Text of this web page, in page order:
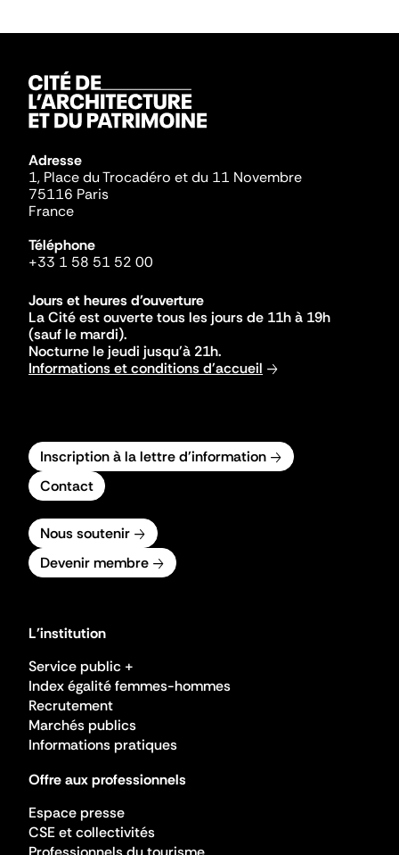
Adresse
1, Place du Trocadéro et du 11 Novembre
75116 Paris
France
Téléphone
+33 1 58 51 52 00
Jours et heures d'ouverture
La Cité est ouverte tous les jours de 11h à 19h
(sauf le mardi).
Nocturne le jeudi jusqu'à 21h.
Informations et conditions d'accueil
Inscription à la lettre d'information
Contact
Nous soutenir
Devenir membre
L'institution
Service public +
Index égalité femmes-hommes
Recrutement
Marchés publics
Informations pratiques
Offre aux professionnels
Espace presse
CSE et collectivités